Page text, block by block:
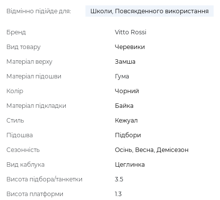
Відмінно підійде для: Школи, Повсякденного використання
Бренд
Vitto Rossi
Вид товару
Черевики
Матеріал верху
Замша
Матеріал підошви
Гума
Колір
Чорний
Матеріал підкладки
Байка
Стиль
Кежуал
Підошва
Підбори
Сезонність
Осінь, Весна, Демісезон
Вид каблука
Цеглинка
Висота підбора/танкетки
3.5
Висота платформи
1.3